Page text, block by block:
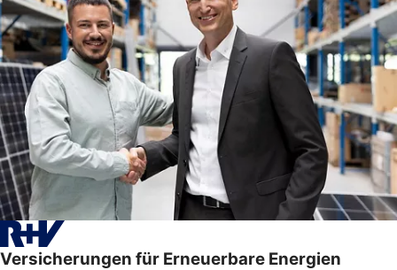
Versicherungen für Erneuerbare Energien